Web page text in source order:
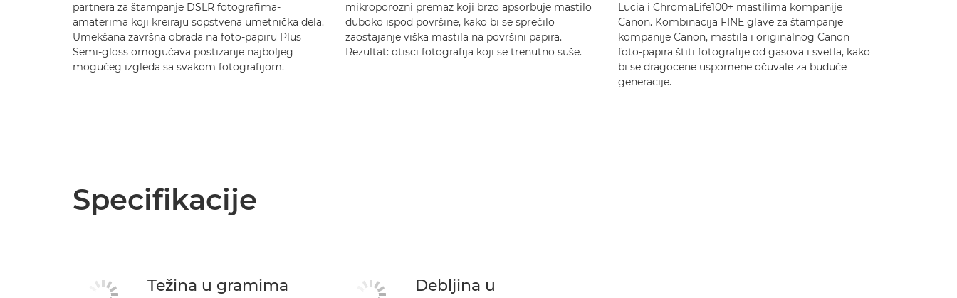
partnera za štampanje DSLR fotografima-
amaterima koji kreiraju sopstvena umetnička dela.
Umekšana završna obrada na foto-papiru Plus
Semi-gloss omogućava postizanje najboljeg
mogućeg izgleda sa svakom fotografijom.
mikroporozni premaz koji brzo apsorbuje mastilo
duboko ispod površine, kako bi se sprečilo
zaostajanje viška mastila na površini papira.
Rezultat: otisci fotografija koji se trenutno suše.
Lucia i ChromaLife100+ mastilima kompanije
Canon. Kombinacija FINE glave za štampanje
kompanije Canon, mastila i originalnog Canon
foto-papira štiti fotografije od gasova i svetla, kako
bi se dragocene uspomene očuvale za buduće
generacije.
Specifikacije
Težina u gramima
Debljina u